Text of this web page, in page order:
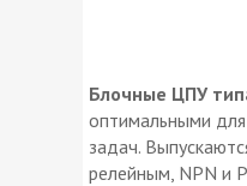
Блочные ЦПУ
оптимальными
задач.
релейным, NPN и